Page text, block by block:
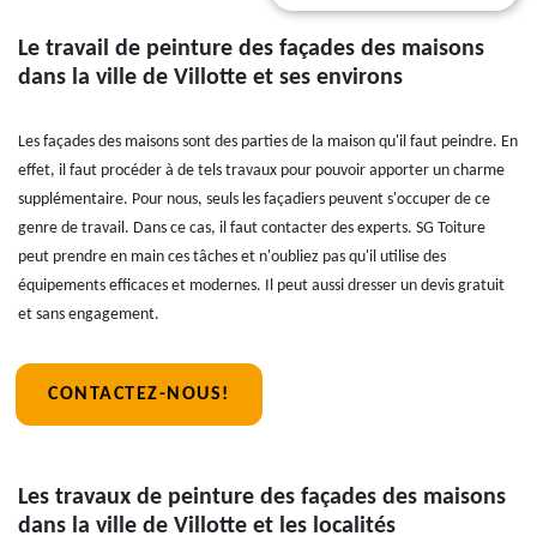
Le travail de peinture des façades des maisons
dans la ville de Villotte et ses environs
Les façades des maisons sont des parties de la maison qu'il faut peindre. En
effet, il faut procéder à de tels travaux pour pouvoir apporter un charme
supplémentaire. Pour nous, seuls les façadiers peuvent s'occuper de ce
genre de travail. Dans ce cas, il faut contacter des experts. SG Toiture
peut prendre en main ces tâches et n'oubliez pas qu'il utilise des
équipements efficaces et modernes. Il peut aussi dresser un devis gratuit
et sans engagement.
CONTACTEZ-NOUS!
Les travaux de peinture des façades des maisons
dans la ville de Villotte et les localités